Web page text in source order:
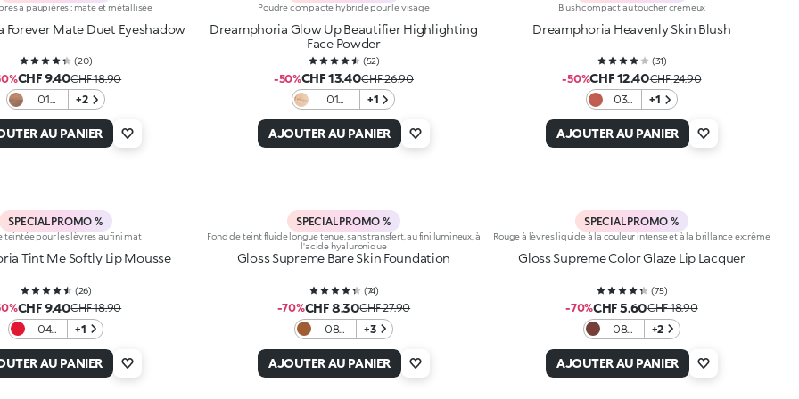
à paupières : mate et métallisée
Forever Mate Duet Eyeshadow
(20)
CHF 9.40CHF 18.90
01
And
Go
+2
AU PANIER
Poudre compacte hybride pour le visage
Dreamphoria Glow Up Beautifier Highlighting
Face Powder
(52)
-50%CHF 13.40CHF 26.90
01
Dreams
+1
AJOUTER AU PANIER
Blush compact au toucher crémeux
Dreamphoria Heavenly Skin Blush
(31)
-50%CHF 12.40CHF 24.90
03
Rose
+1
AJOUTER AU PANIER
SPECIAL PROMO %
teintée pour les lèvres au fini mat
Tint Me Softly Lip Mousse
(26)
CHF 9.40CHF 18.90
04
Red
Desire
+1
AU PANIER
SPECIAL PROMO %
Fond de teint fluide longue tenue, sans transfert, au fini lumineux, à
l'acide hyaluronique
Gloss Supreme Bare Skin Foundation
(74)
-70%CHF 8.30CHF 27.90
08
Cocoa
+3
AJOUTER AU PANIER
SPECIAL PROMO %
Rouge à lèvres liquide à la couleur intense et à la brillance extrême
Gloss Supreme Color Glaze Lip Lacquer
(75)
-70%CHF 5.60CHF 18.90
08
Iced
Brown
+2
AJOUTER AU PANIER